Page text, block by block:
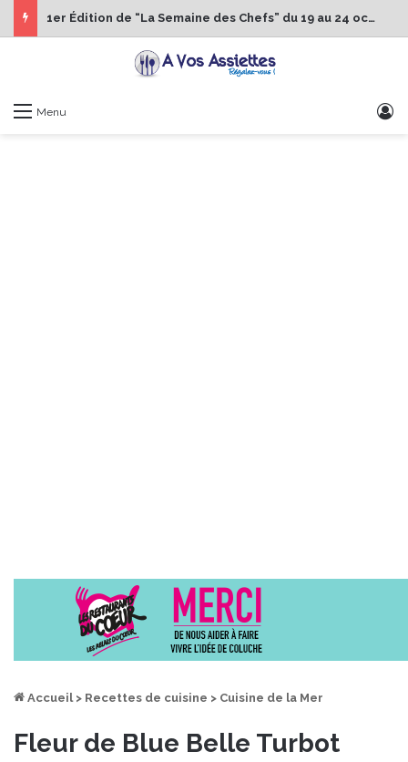
1er Édition de “La Semaine des Chefs” du 19 au 24 octobre 2026
Menu
Accueil > Recettes de cuisine > Cuisine de la Mer
Fleur de Blue Belle Turbot